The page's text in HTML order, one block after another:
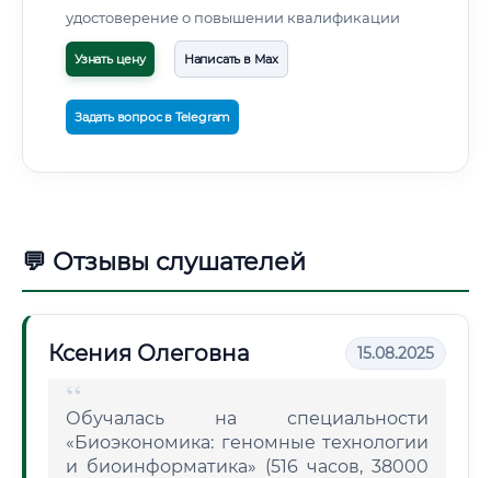
удостоверение о повышении квалификации
Узнать цену Написать в Max
Задать вопрос в Telegram
💬 Отзывы слушателей
Ксения Олеговна 15.08.2025
Обучалась на специальности
«Биоэкономика: геномные технологии
и биоинформатика» (516 часов, 38000